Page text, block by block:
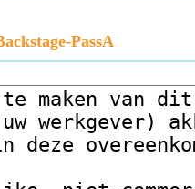
PassA